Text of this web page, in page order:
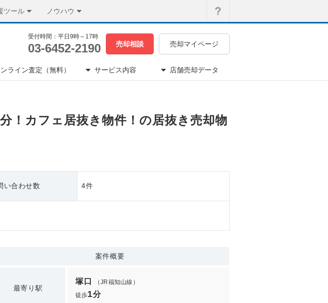
ツール ノウハウ
受付時間：平日9時～17時
03-6452-2190 売却相談 売却マイページ
ライン査定（無料） サービス内容 店舗売却データ
！カフェ居抜き物件！の居抜き売却物
い合わせ数 4件
案件概要
最寄り駅
塚口
（JR福知山線）
徒歩1分